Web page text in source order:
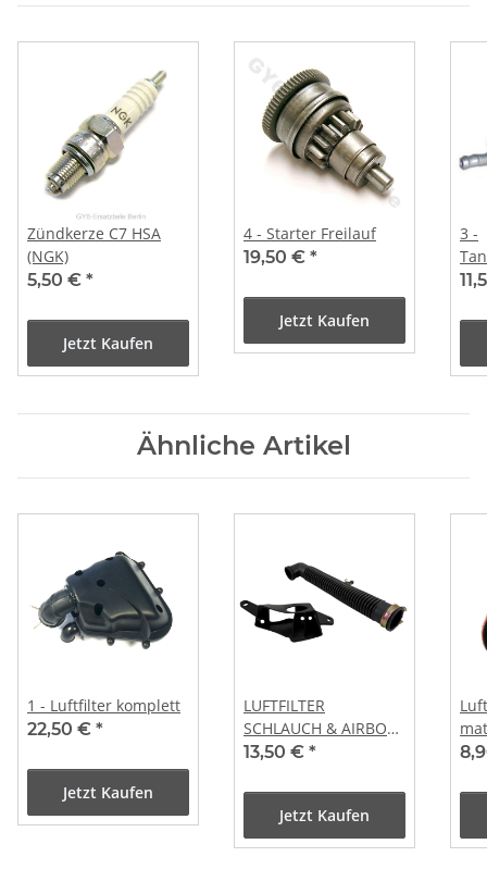
Zündkerze C7 HSA
(NGK)
5,50 € *
Jetzt Kaufen
4 - Starter Freilauf
19,50 € *
Jetzt Kaufen
3 -
Ähnliche Artikel
1 - Luftfilter komplett
22,50 € *
Jetzt Kaufen
LUFTFILTER
SCHLAUCH & AIRBOX
für AGM JMSTAR
SHENKE REX RS
CHINAROLLER 4-TAKT
13,50 € *
Jetzt Kaufen